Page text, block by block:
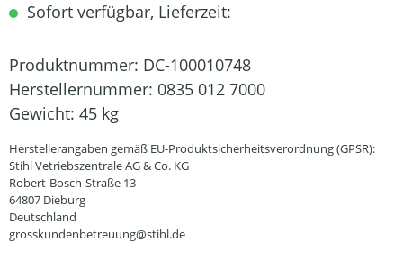
Sofort verfügbar, Lieferzeit:
Produktnummer: DC-100010748
Herstellernummer: 0835 012 7000
Gewicht: 45 kg
Herstellerangaben gemäß EU-Produktsicherheitsverordnung (GPSR):
Stihl Vetriebszentrale AG & Co. KG
Robert-Bosch-Straße 13
64807 Dieburg
Deutschland
grosskundenbetreuung@stihl.de